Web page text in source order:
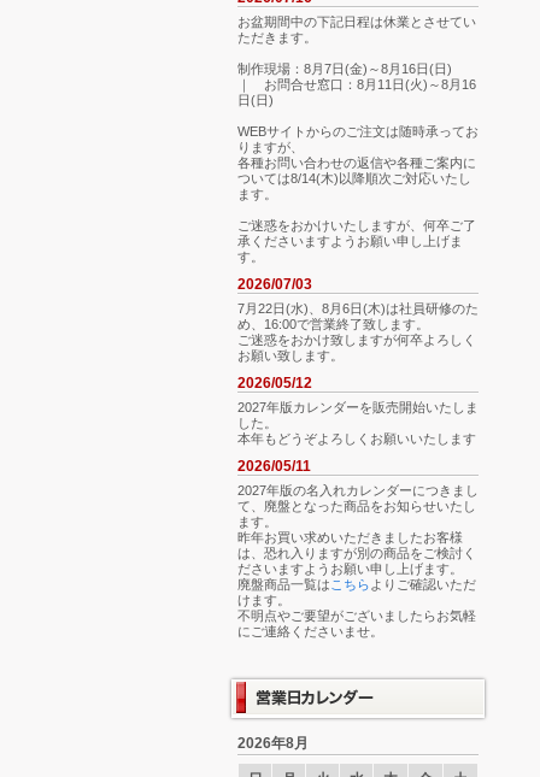
お盆期間中の下記日程は休業とさせてい
ただきます。
制作現場：8月7日(金)～8月16日(日)
｜ お問合せ窓口：8月11日(火)～8月16
日(日)
WEBサイトからのご注文は随時承ってお
りますが、
各種お問い合わせの返信や各種ご案内に
ついては8/14(木)以降順次ご対応いたし
ます。
ご迷惑をおかけいたしますが、何卒ご了
承くださいますようお願い申し上げま
す。
2026/07/03
7月22日(水)、8月6日(木)は社員研修のた
め、16:00で営業終了致します。
ご迷惑をおかけ致しますが何卒よろしく
お願い致します。
2026/05/12
2027年版カレンダーを販売開始いたしま
した。
本年もどうぞよろしくお願いいたします
2026/05/11
2027年版の名入れカレンダーにつきまし
て、廃盤となった商品をお知らせいたし
ます。
昨年お買い求めいただきましたお客様
は、恐れ入りますが別の商品をご検討く
ださいますようお願い申し上げます。
廃盤商品一覧は こちら よりご確認いただ
けます。
不明点やご要望がございましたらお気軽
にご連絡くださいませ。
2026年8月